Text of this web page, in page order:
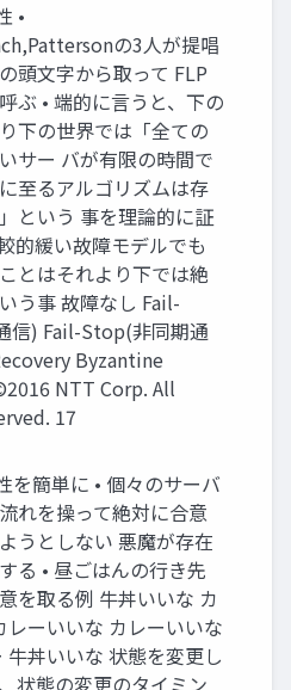
•
の3人が提唱
頭文字から取って FLP
ぶ • 端的に言うと、下の
下の世界では「全ての
サー バが有限の時間で
至るアルゴリズムは存
という 事を理論的に証
的緩い故障モデルでも
とはそれより下では絶
う事 故障なし Fail-
信) Fail-Stop(非同期通
Byzantine
NTT Corp. All
17
を簡単に • 個々のサーバ
れを操って絶対に合意
うとしない 悪魔が存在
る • 昼ごはんの行き先
を取る例 牛丼いいな カ
レーいいな カレーいいな
牛丼いいな 状態を変更し
状態の変更のタイミン